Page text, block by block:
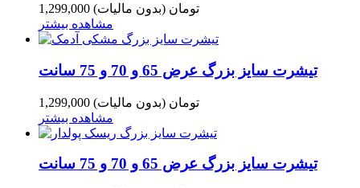
1,299,000 تومان (بدون مالیات)
مشاهده بیشتر
تیشرت سایز بزرگ عرض 65 و 70 و 75 سانت
1,299,000 تومان (بدون مالیات)
مشاهده بیشتر
تیشرت سایز بزرگ عرض 65 و 70 و 75 سانت